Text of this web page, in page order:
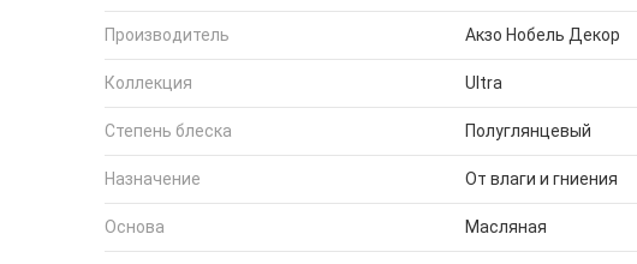
Производитель Акзо Нобель Декор
Коллекция Ultra
Степень блеска Полуглянцевый
Назначение От влаги и гниения
Основа Масляная